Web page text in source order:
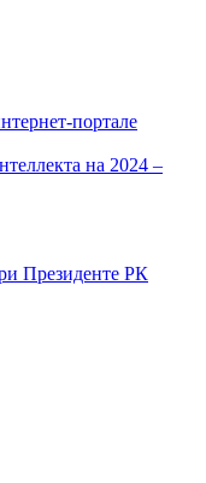
портале
на 2024 –
Президенте РК